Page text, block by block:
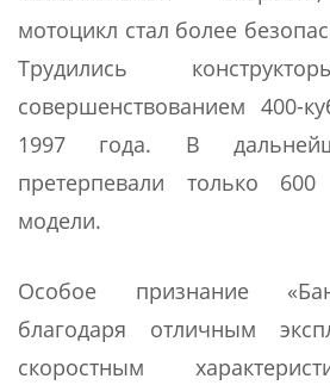
мотоцикл стал более
Трудились
совершенствованием 400-
1997 года. В
претерпевали только
модели.
Особое признание
благодаря отличным
скоростным